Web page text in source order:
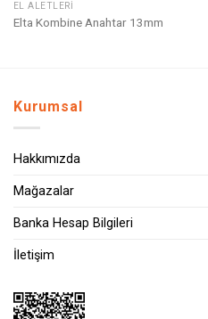
EL ALETLERI
Elta Kombine Anahtar 13mm
Kurumsal
Hakkımızda
Mağazalar
Banka Hesap Bilgileri
İletişim